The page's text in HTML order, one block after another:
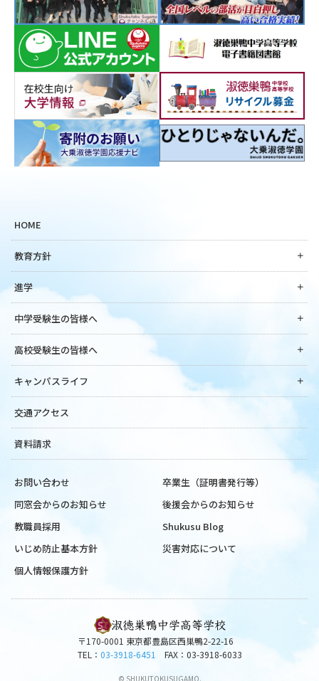
HOME
教育方針
進学
中学受験生の皆様へ
高校受験生の皆様へ
キャンパスライフ
交通アクセス
資料請求
お問い合わせ
卒業生（証明書発行等）
同窓会からのお知らせ
後援会からのお知らせ
教職員採用
Shukusu Blog
いじめ防止基本方針
災害対応について
個人情報保護方針
〒170-0001 東京都豊島区西巣鴨2-22-16
TEL： 03-3918-6451 FAX：03-3918-6033
© SHUKUTOKUSUGAMO.